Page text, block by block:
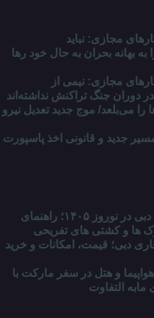
مجازی: نباید
بهانه بحران به حال خود رها
مجازی: نیمی از
جنگ‌ تراکنش نداشته‌اند
می‌بلعد/ موج جدید تعدیل نیرو
جدید و قانونی اخذ پاسپورت
لیست قیمت تفریحات دبی در نوروز ۱۴۰۵؛ راهنمای
ها و کشتی های تفریحی
دبی؛ قیمت، امکانات و خرید
و هتل در سفر مارکت با